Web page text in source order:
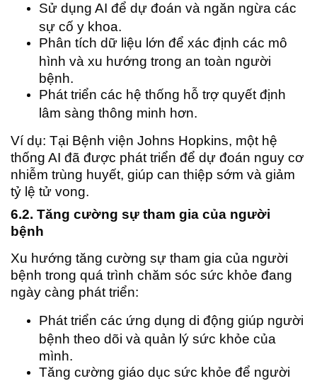
Sử dụng AI để dự đoán và ngăn ngừa các
sự cố y khoa.
Phân tích dữ liệu lớn để xác định các mô
hình và xu hướng trong an toàn người
bệnh.
Phát triển các hệ thống hỗ trợ quyết định
lâm sàng thông minh hơn.
Ví dụ: Tại Bệnh viện Johns Hopkins, một hệ
thống AI đã được phát triển để dự đoán nguy cơ
nhiễm trùng huyết, giúp can thiệp sớm và giảm
tỷ lệ tử vong.
6.2. Tăng cường sự tham gia của người
bệnh
Xu hướng tăng cường sự tham gia của người
bệnh trong quá trình chăm sóc sức khỏe đang
ngày càng phát triển:
Phát triển các ứng dụng di động giúp người
bệnh theo dõi và quản lý sức khỏe của
mình.
Tăng cường giáo dục sức khỏe để người